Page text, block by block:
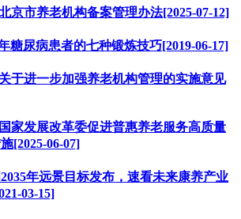
京市养老机构备案管理办法[2025-07-12]
糖尿病患者的七种锻炼技巧[2019-06-17]
于进一步加强养老机构管理的实施意见
家发展改革委促进普惠养老服务高质量
[2025-06-07]
年远景目标发布，速看未来康养产业
03-15]